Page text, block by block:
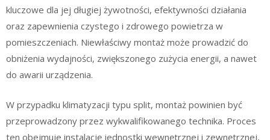
kluczowe dla jej długiej żywotności, efektywności działania
oraz zapewnienia czystego i zdrowego powietrza w
pomieszczeniach. Niewłaściwy montaż może prowadzić do
obniżenia wydajności, zwiększonego zużycia energii, a nawet
do awarii urządzenia.
W przypadku klimatyzacji typu split, montaż powinien być
przeprowadzony przez wykwalifikowanego technika. Proces
ten obejmuje instalację jednostki wewnętrznej i zewnętrznej,